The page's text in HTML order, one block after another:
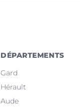
DÉPARTEMENTS
Gard
Hérault
Aude